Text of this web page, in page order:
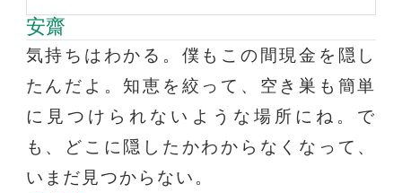
安齋
気持ちはわかる。僕もこの間現金を隠し
たんだよ。知恵を絞って、空き巣も簡単
に見つけられないような場所にね。で
も、どこに隠したかわからなくなって、
いまだ見つからない。